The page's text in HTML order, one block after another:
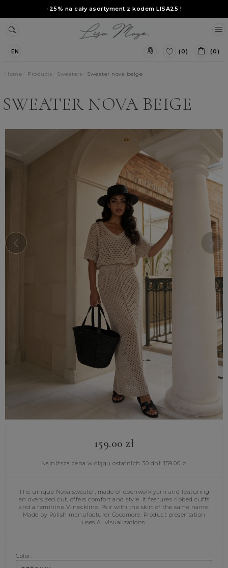
-25% na cały asortyment z kodem LISA25 !
EN (0) (0)
Home Products Sweaters Sweater nova beige
SWEATER NOVA BEIGE
159.00 zł
Najniższa cena w ciągu ostatnich 30 dni: 159.00 zł
The unique Nova sweater, made of openwork yarn and featuring
an oversized cut, offers comfort and style. It features ribbed cuffs
and a feminine V-neckline. Pair with the skirt of the same name.
Made by Polish manufacturer Cocomore. Product presentation
uses AI visualizations.
Color: